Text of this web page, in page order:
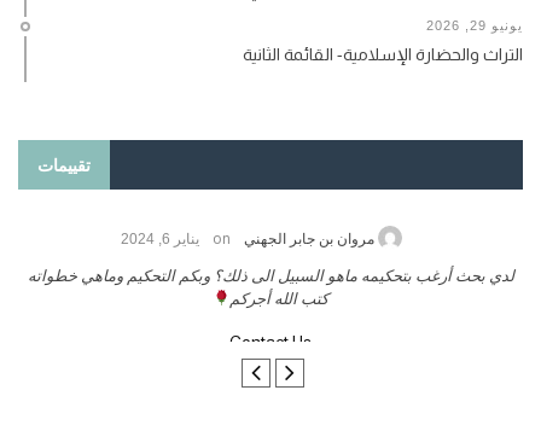
يونيو 29, 2026
التراث والحضارة الإسلامية- القائمة الثانية
تقييمات
مروان بن جابر الجهني
لدي بحث أرغب بتحكيمه ماهو السبيل الى ذلك؟
بنشر كتابي معكم